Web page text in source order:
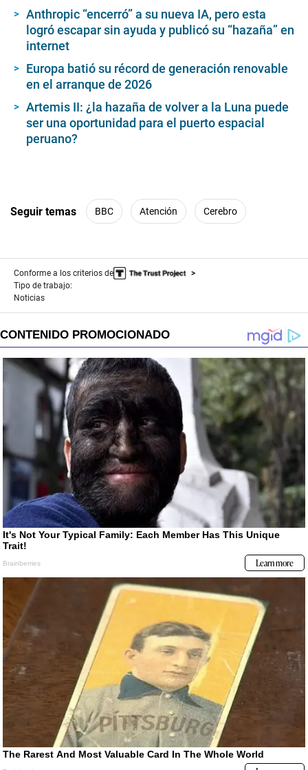
Anthropic “encerró” a su nueva IA, pero esta
logró escapar sin ayuda y publicó su “hazaña” en
internet
Europa batió su récord de generación renovable
en el arranque de 2026
Artemis II: ¿la hazaña de volver a la Luna puede
ser una oportunidad para el puerto espacial
peruano?
Seguir temas BBC Atención Cerebro
Conforme a los criterios de
Tipo de trabajo:
Noticias